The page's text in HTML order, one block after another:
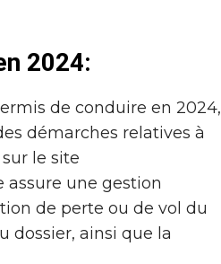
2024:
de conduire en 2024,
démarches relatives à
le site
assure une gestion
de perte ou de vol du
dossier, ainsi que la